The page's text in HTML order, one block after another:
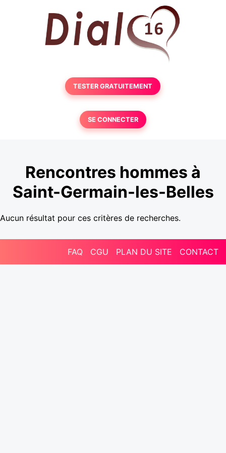
TESTER GRATUITEMENT
SE CONNECTER
Rencontres hommes à
Saint-Germain-les-Belles
Aucun résultat pour ces critères de recherches.
FAQ CGU PLAN DU SITE CONTACT